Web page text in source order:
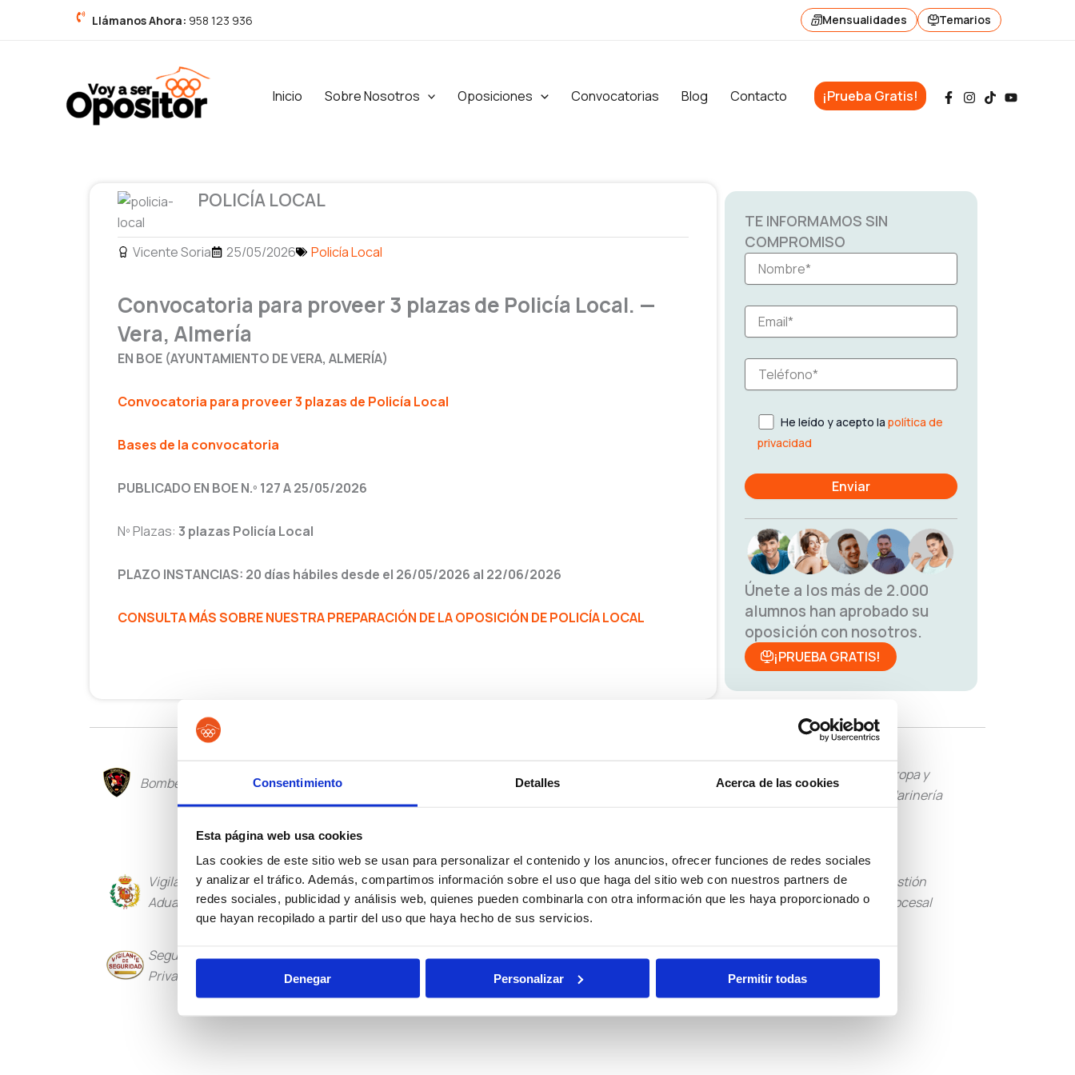
Consentimiento Detalles Acerca de las cookies
Esta página web usa cookies
Las cookies de este sitio web se usan para personalizar el contenido y los anuncios, ofrecer funciones de redes sociales
y analizar el tráfico. Además, compartimos información sobre el uso que haga del sitio web con nuestros partners de
redes sociales, publicidad y análisis web, quienes pueden combinarla con otra información que les haya proporcionado o
que hayan recopilado a partir del uso que haya hecho de sus servicios.
Denegar Personalizar Permitir todas
Llámanos Ahora: 958 123 936 Mensualidades Temarios
Inicio Sobre Nosotros Oposiciones Convocatorias Blog Contacto ¡Prueba Gratis!
POLICÍA LOCAL
Vicente Soria 25/05/2026 Policía Local
Convocatoria para proveer 3 plazas de Policía Local. —
Vera, Almería
EN BOE (AYUNTAMIENTO DE VERA, ALMERÍA)
Convocatoria para proveer 3 plazas de Policía Local
Bases de la convocatoria
PUBLICADO EN BOE N.º 127 A 25/05/2026
Nº Plazas: 3 plazas Policía Local
PLAZO INSTANCIAS: 20 días hábiles desde el 26/05/2026 al 22/06/2026
CONSULTA MÁS SOBRE NUESTRA PREPARACIÓN DE LA OPOSICIÓN DE POLICÍA LOCAL
TE INFORMAMOS SIN
COMPROMISO
He leído y acepto lapolítica de
privacidad
Únete a los más de 2.000
alumnos han aprobado su
oposición con nosotros.
¡PRUEBA GRATIS!
Bomberos Policía Local Guardia Civil
Tropa y
Marinería
Vigilancia
Aduanera
Instituciones
Penitenciarias
Oposiciones
de Justicia
Auxilio Judicial
Tramitación
Procesal
Gestión
Procesal
Seguridad
Privada
Guarda Rural
Pruebas
Becas
Otras
Convocatorias